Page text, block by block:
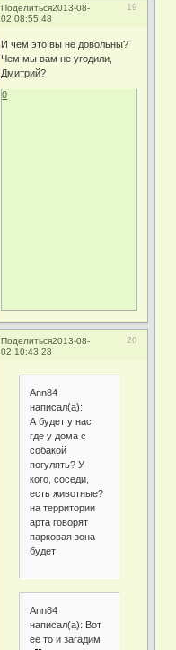
Поделиться 19
2013-08-
02 08:55:48
И чем это вы не довольны?
Чем мы вам не угодили,
Дмитрий?
0
Поделиться 20
2013-08-
02 10:43:28
Ann84
написал(а):
А будет у нас
где у дома с
собакой
погулять? У
кого, соседи,
есть животные?
на территории
арта говорят
парковая зона
будет
Ann84
написал(а): Вот
ее то и загадим